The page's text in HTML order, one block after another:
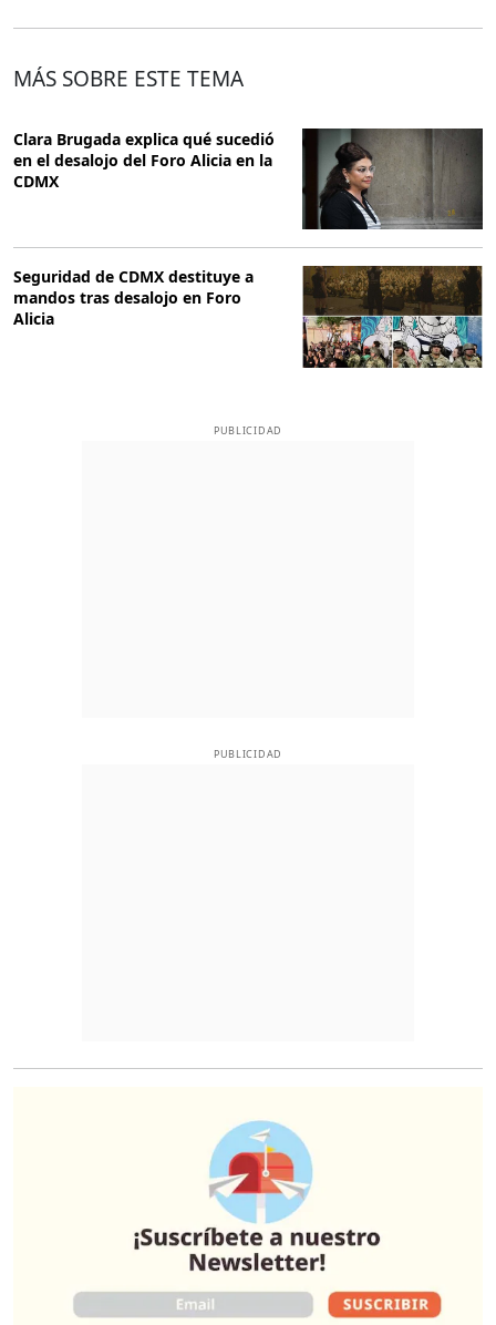
MÁS SOBRE ESTE TEMA
Clara Brugada explica qué sucedió
en el desalojo del Foro Alicia en la
CDMX
Seguridad de CDMX destituye a
mandos tras desalojo en Foro
Alicia
PUBLICIDAD
PUBLICIDAD